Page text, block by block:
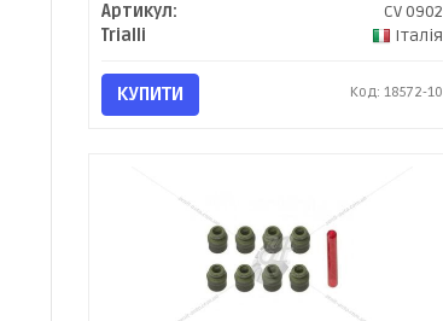
Артикул:
CV 0902
Trialli
Італія
КУПИТИ Код: 18572-10